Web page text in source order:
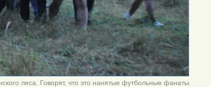
леса. Говорят, что это нанятые футбольные фанаты.